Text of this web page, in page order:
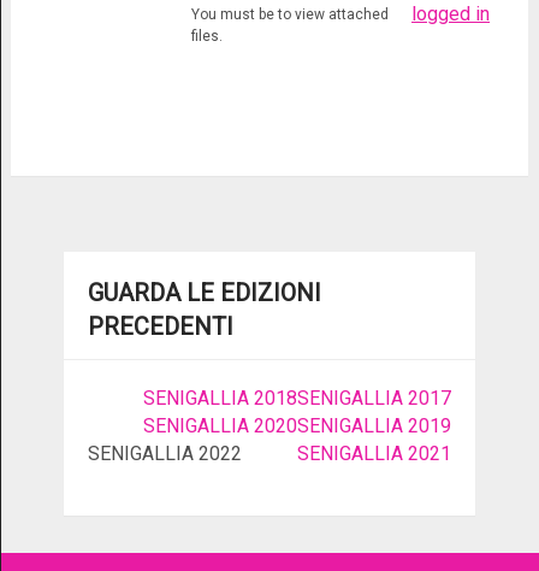
You must be logged in
to view attached
files.
GUARDA LE EDIZIONI
PRECEDENTI
SENIGALLIA 2017
SENIGALLIA 2018
SENIGALLIA 2019
SENIGALLIA 2020
SENIGALLIA 2021
SENIGALLIA 2022